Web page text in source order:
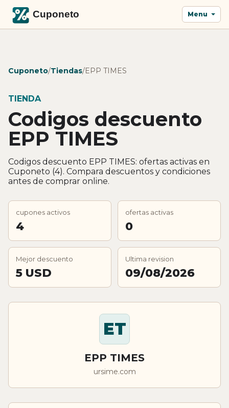
Menu
Cuponeto/Tiendas/EPP TIMES
TIENDA
Codigos descuento
EPP TIMES
Codigos descuento EPP TIMES: ofertas activas en
Cuponeto (4). Compara descuentos y condiciones
antes de comprar online.
cupones activos
4
ofertas activas
0
Mejor descuento
5 USD
Ultima revision
09/08/2026
ET
EPP TIMES
ursime.com